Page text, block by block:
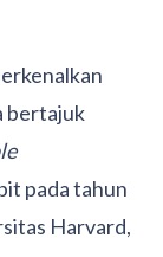
bertajuk
pada tahun
Harvard,